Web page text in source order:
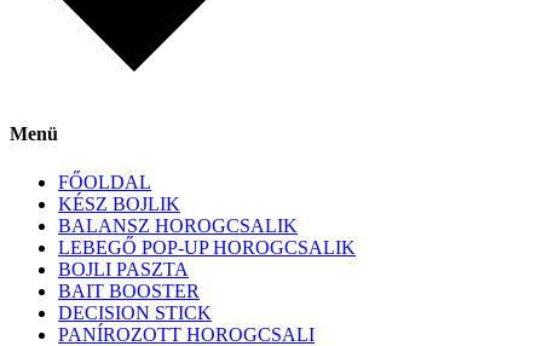
Menü
FŐOLDAL
KÉSZ BOJLIK
BALANSZ HOROGCSALIK
LEBEGŐ POP-UP HOROGCSALIK
BOJLI PASZTA
BAIT BOOSTER
DECISION STICK
PANÍROZOTT HOROGCSALI